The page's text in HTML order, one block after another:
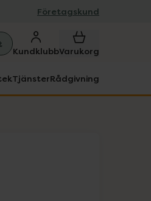
Företagskund
KundklubbVarukorg
TjänsterRådgivning